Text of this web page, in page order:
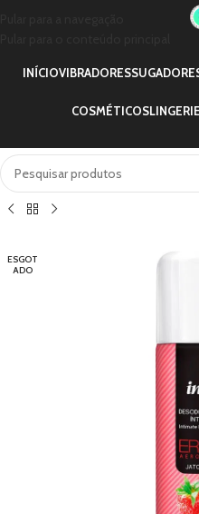
INÍCIOVIBRADORES
COSMÉTICOSLINGERIE
ESGOT
ADO